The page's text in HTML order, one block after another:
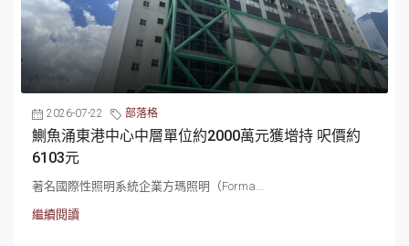
2026-07-22 部落格
鰂魚涌東港中心中層單位約2000萬元獲增持 呎價約
6103元
著名國際性照明系統企業方瑪照明（Forma...
繼續閱讀